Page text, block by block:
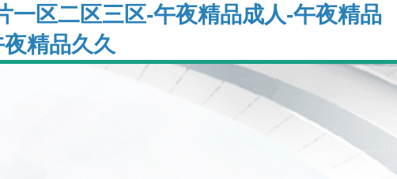
区二区三区-午夜精品成人-午夜精品
精品久久